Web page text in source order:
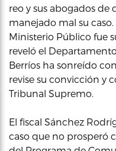
reo y sus abogados
manejado mal su
Ministerio Público fue
reveló el
Berríos ha sonreído
revise su convicción y
Tribunal Supremo.
El fiscal Sánchez
caso que no prosperó